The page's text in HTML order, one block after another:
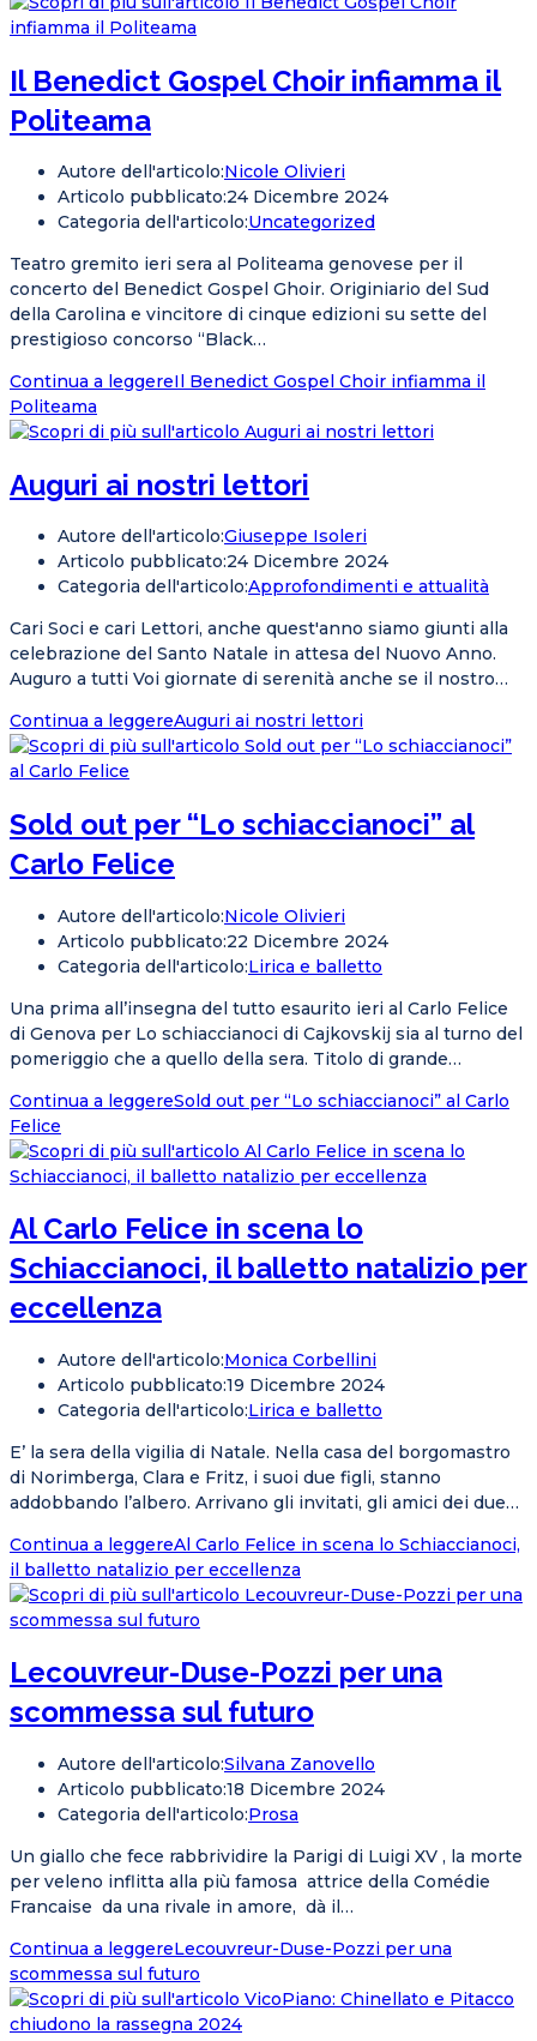
Il Benedict Gospel Choir infiamma il
Politeama
Autore dell'articolo:Nicole Olivieri
Articolo pubblicato:24 Dicembre 2024
Categoria dell'articolo:Uncategorized
Teatro gremito ieri sera al Politeama genovese per il
concerto del Benedict Gospel Ghoir. Originiario del Sud
della Carolina e vincitore di cinque edizioni su sette del
prestigioso concorso “Black…
Continua a leggereIl Benedict Gospel Choir infiamma il
Politeama
Auguri ai nostri lettori
Autore dell'articolo:Giuseppe Isoleri
Articolo pubblicato:24 Dicembre 2024
Categoria dell'articolo:Approfondimenti e attualità
Cari Soci e cari Lettori, anche quest'anno siamo giunti alla
celebrazione del Santo Natale in attesa del Nuovo Anno.
Auguro a tutti Voi giornate di serenità anche se il nostro…
Continua a leggereAuguri ai nostri lettori
Sold out per “Lo schiaccianoci” al
Carlo Felice
Autore dell'articolo:Nicole Olivieri
Articolo pubblicato:22 Dicembre 2024
Categoria dell'articolo:Lirica e balletto
Una prima all’insegna del tutto esaurito ieri al Carlo Felice
di Genova per Lo schiaccianoci di Cajkovskij sia al turno del
pomeriggio che a quello della sera. Titolo di grande…
Continua a leggereSold out per “Lo schiaccianoci” al Carlo
Felice
Al Carlo Felice in scena lo
Schiaccianoci, il balletto natalizio per
eccellenza
Autore dell'articolo:Monica Corbellini
Articolo pubblicato:19 Dicembre 2024
Categoria dell'articolo:Lirica e balletto
E’ la sera della vigilia di Natale. Nella casa del borgomastro
di Norimberga, Clara e Fritz, i suoi due figli, stanno
addobbando l’albero. Arrivano gli invitati, gli amici dei due…
Continua a leggereAl Carlo Felice in scena lo Schiaccianoci,
il balletto natalizio per eccellenza
Lecouvreur-Duse-Pozzi per una
scommessa sul futuro
Autore dell'articolo:Silvana Zanovello
Articolo pubblicato:18 Dicembre 2024
Categoria dell'articolo:Prosa
Un giallo che fece rabbrividire la Parigi di Luigi XV , la morte
per veleno inflitta alla più famosa attrice della Comédie
Francaise da una rivale in amore, dà il…
Continua a leggereLecouvreur-Duse-Pozzi per una
scommessa sul futuro